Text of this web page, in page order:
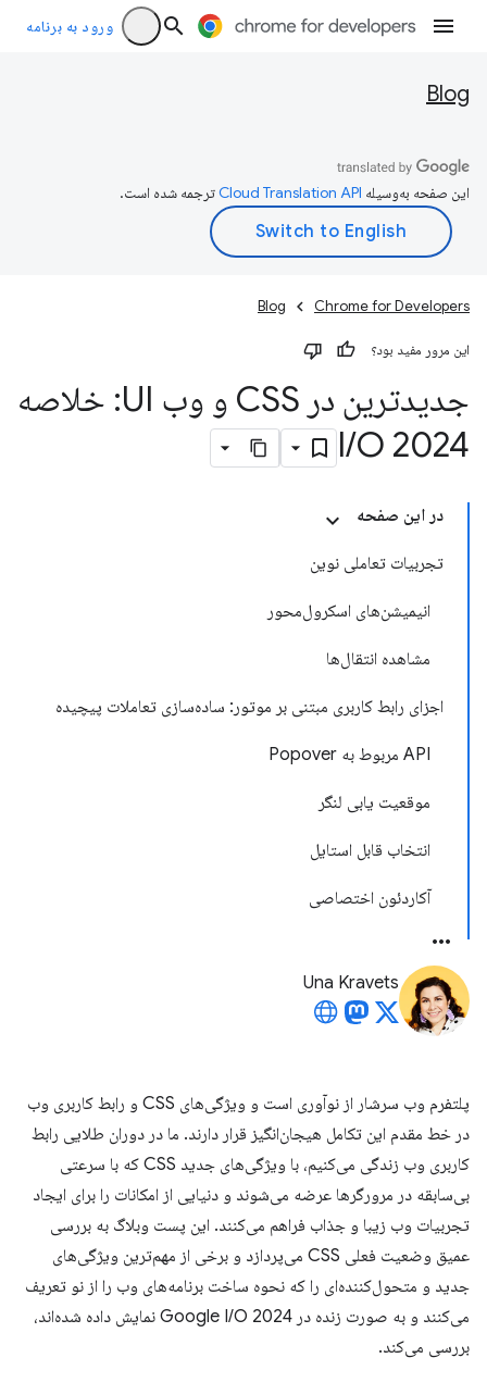
ورود به برنامه
Blog
این صفحه به‌وسیله ترجمه شده است.
Chrome for Developers
Blog
این مرور مفید بود؟
جدیدترین در CSS و وب UI: خلاصه
I/O 2024
در این صفحه
تجربیات تعاملی نوین
انیمیشن‌های اسکرول‌محور
مشاهده انتقال‌ها
اجزای رابط کاربری مبتنی بر موتور: ساده‌سازی تعاملات پیچیده
API مربوط به Popover
موقعیت یابی لنگر
انتخاب قابل استایل
آکاردئون اختصاصی
Una Kravets
پلتفرم وب سرشار از نوآوری است و ویژگی‌های CSS و رابط کاربری وب
در خط مقدم این تکامل هیجان‌انگیز قرار دارند. ما در دوران طلایی رابط
کاربری وب زندگی می‌کنیم، با ویژگی‌های جدید CSS که با سرعتی
بی‌سابقه در مرورگرها عرضه می‌شوند و دنیایی از امکانات را برای ایجاد
تجربیات وب زیبا و جذاب فراهم می‌کنند. این پست وبلاگ به بررسی
عمیق وضعیت فعلی CSS می‌پردازد و برخی از مهم‌ترین ویژگی‌های
جدید و متحول‌کننده‌ای را که نحوه ساخت برنامه‌های وب را از نو تعریف
می‌کنند و به صورت زنده در Google I/O 2024 نمایش داده شده‌اند،
بررسی می‌کند.